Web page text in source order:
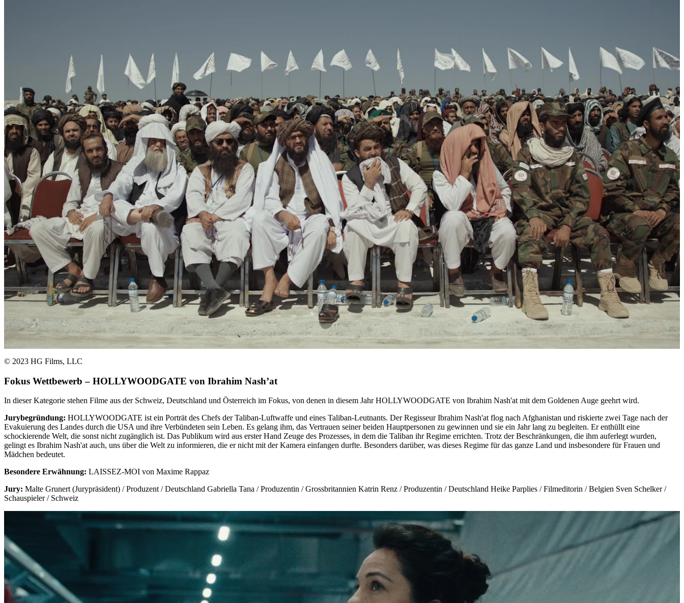
© 2023 HG Films, LLC
Fokus Wettbewerb – HOLLYWOODGATE von Ibrahim Nash’at
In dieser Kategorie stehen Filme aus der Schweiz, Deutschland und Österreich im Fokus, von denen in diesem Jahr HOLLYWOODGATE von Ibrahim Nash'at mit dem Goldenen Auge geehrt wird.
Jurybegründung: HOLLYWOODGATE ist ein Porträt des Chefs der Taliban-Luftwaffe und eines Taliban-Leutnants. Der Regisseur Ibrahim Nash'at flog nach Afghanistan und riskierte zwei Tage nach der
Evakuierung des Landes durch die USA und ihre Verbündeten sein Leben. Es gelang ihm, das Vertrauen seiner beiden Hauptpersonen zu gewinnen und sie ein Jahr lang zu begleiten. Er enthüllt eine
schockierende Welt, die sonst nicht zugänglich ist. Das Publikum wird aus erster Hand Zeuge des Prozesses, in dem die Taliban ihr Regime errichten. Trotz der Beschränkungen, die ihm auferlegt wurden,
gelingt es Ibrahim Nash'at auch, uns über die Welt zu informieren, die er nicht mit der Kamera einfangen durfte. Besonders darüber, was dieses Regime für das ganze Land und insbesondere für Frauen und
Mädchen bedeutet.
Besondere Erwähnung: LAISSEZ-MOI von Maxime Rappaz
Jury: Malte Grunert (Jurypräsident) / Produzent / Deutschland Gabriella Tana / Produzentin / Grossbritannien Katrin Renz / Produzentin / Deutschland Heike Parplies / Filmeditorin / Belgien Sven Schelker /
Schauspieler / Schweiz